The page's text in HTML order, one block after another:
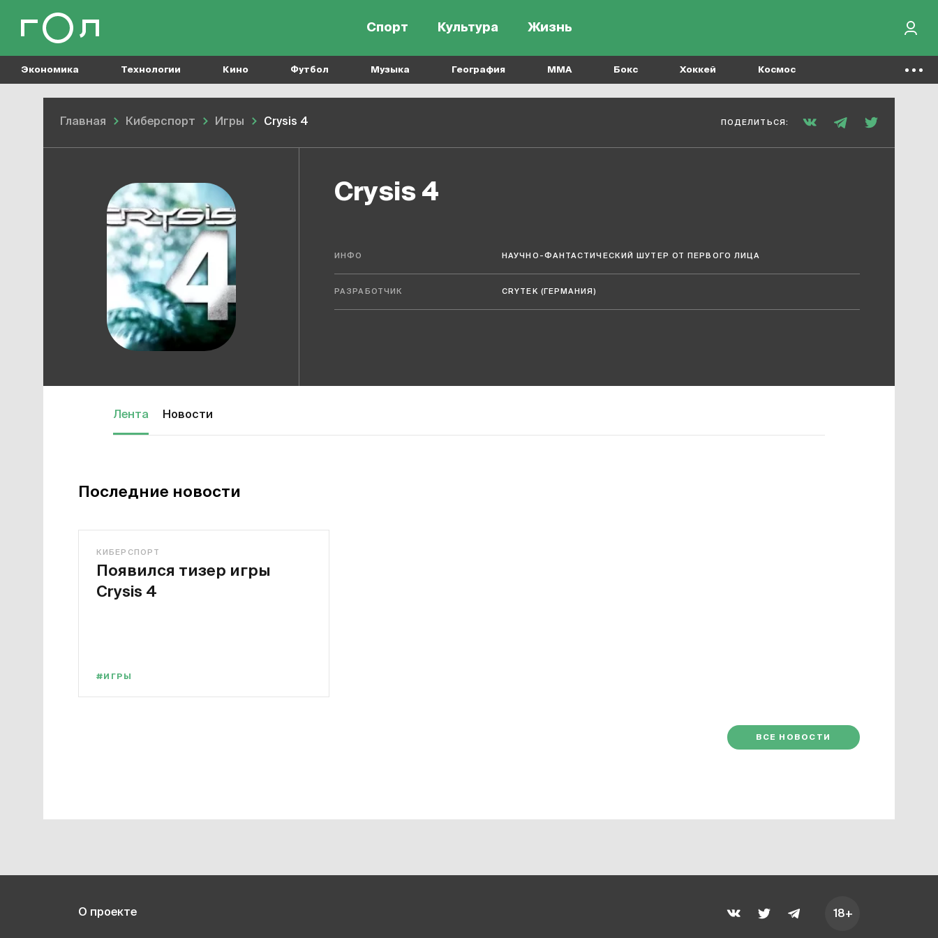
Спорт Культура Жизнь
Экономика Технологии Кино Футбол Музыка География MMA Бокс Хоккей Космос
Главная Киберспорт Игры Crysis 4 ПОДЕЛИТЬСЯ:
Crysis 4
ИНФО НАУЧНО-ФАНТАСТИЧЕСКИЙ ШУТЕР ОТ ПЕРВОГО ЛИЦА
РАЗРАБОТЧИК CRYTEK (ГЕРМАНИЯ)
Лента Новости
Последние новости
КИБЕРСПОРТ
Появился тизер игры
Crysis 4
#ИГРЫ
ВСЕ НОВОСТИ
О проекте 18+